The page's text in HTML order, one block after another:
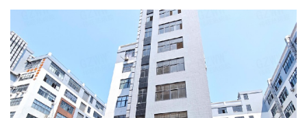
常见颜色白色、白透、黄色、黑色、黄透、乳白等，它
们均可以使用于不同行业领域。而热熔胶的颜色各异不
单单只是满足用户对颜色的要求，其实原料方面对它的
外观品相也有一定影响，而这颜色差异和热熔胶的质量
是没有关系的。热熔胶的生产配方原料配比的不同对其
粘性、固化点...
临沂市快递袋遇水不开胶的原因是？
快递袋作用主要就是包裹快递，目前网购的迅速发展促
使了快递袋被广泛应用于物流包装运输！密封程度很
高，封口方式也便捷。我们收快递时偶尔会看到哪怕快